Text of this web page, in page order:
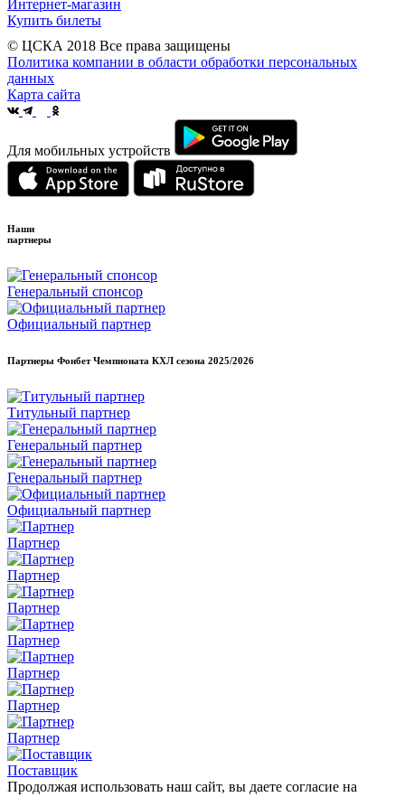
Интернет-магазин
Купить билеты
© ЦСКА 2018 Все права защищены
Политика компании в области обработки персональных
данных
Карта сайта
Для мобильных устройств
Наши
партнеры
Генеральный спонсор
Официальный партнер
Партнеры Фонбет Чемпионата КХЛ сезона 2025/2026
Титульный партнер
Генеральный партнер
Генеральный партнер
Официальный партнер
Партнер
Партнер
Партнер
Партнер
Партнер
Партнер
Партнер
Поставщик
Продолжая использовать наш сайт, вы даете согласие на